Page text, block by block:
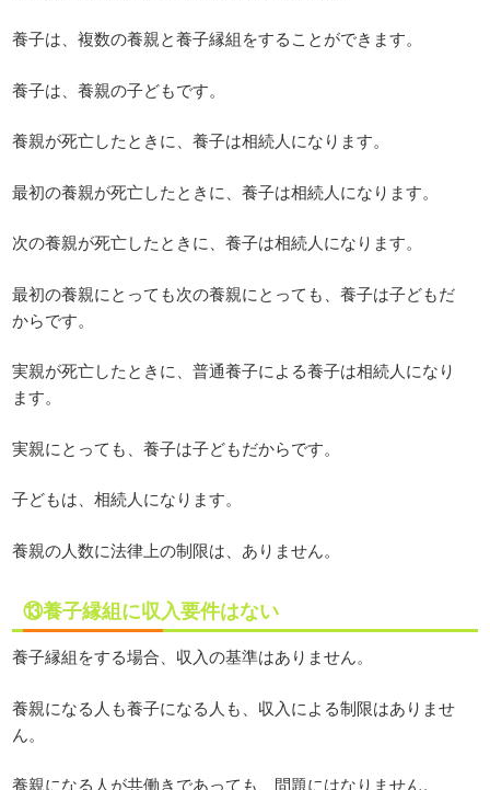
養子は、複数の養親と養子縁組をすることができます。
養子は、養親の子どもです。
養親が死亡したときに、養子は相続人になります。
最初の養親が死亡したときに、養子は相続人になります。
次の養親が死亡したときに、養子は相続人になります。
最初の養親にとっても次の養親にとっても、養子は子どもだ
からです。
実親が死亡したときに、普通養子による養子は相続人になり
ます。
実親にとっても、養子は子どもだからです。
子どもは、相続人になります。
養親の人数に法律上の制限は、ありません。
⑬養子縁組に収入要件はない
養子縁組をする場合、収入の基準はありません。
養親になる人も養子になる人も、収入による制限はありませ
ん。
養親になる人が共働きであっても、問題にはなりません。